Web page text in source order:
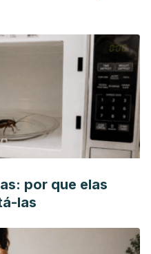
por que elas
las